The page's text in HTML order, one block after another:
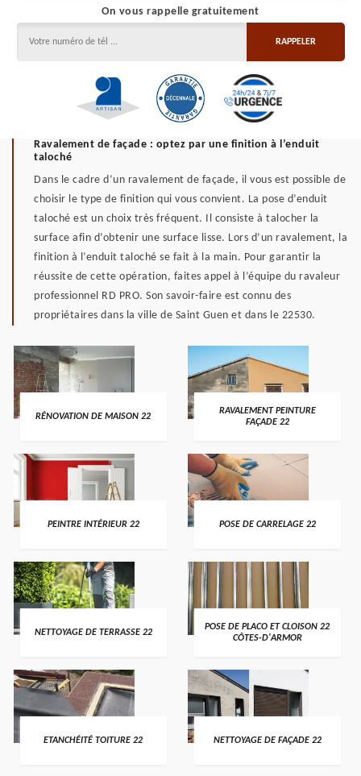
On vous rappelle gratuitement
Ravalement de façade : optez par une finition à l’enduit
taloché
Dans le cadre d’un ravalement de façade, il vous est possible de
choisir le type de finition qui vous convient. La pose d’enduit
taloché est un choix très fréquent. Il consiste à talocher la
surface afin d’obtenir une surface lisse. Lors d’un ravalement, la
finition à l’enduit taloché se fait à la main. Pour garantir la
réussite de cette opération, faites appel à l’équipe du ravaleur
professionnel RD PRO. Son savoir-faire est connu des
propriétaires dans la ville de Saint Guen et dans le 22530.
RÉNOVATION DE MAISON 22
RAVALEMENT PEINTURE
FAÇADE 22
PEINTRE INTÉRIEUR 22 POSE DE CARRELAGE 22
NETTOYAGE DE TERRASSE 22
POSE DE PLACO ET CLOISON 22
CÔTES-D'ARMOR
ETANCHÉITÉ TOITURE 22 NETTOYAGE DE FAÇADE 22